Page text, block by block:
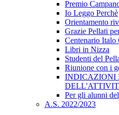
Premio
Io Leggo Perchè
Orientamento
Grazie Pellati
Centenario Italo
Libri in Nizza
Studenti del
Riunione con i
INDICAZIONI
Per gli alunni
A.S. 2022/2023